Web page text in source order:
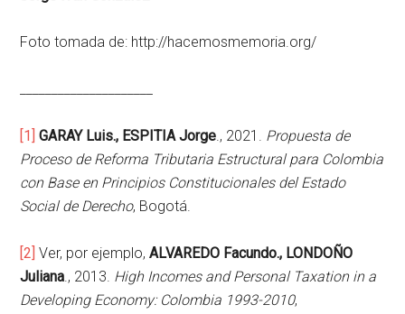
Foto tomada de: http://hacemosmemoria.org/
[1] GARAY Luis., ESPITIA Jorge., 2021. Propuesta de
Proceso de Reforma Tributaria Estructural para Colombia
con Base en Principios Constitucionales del Estado
Social de Derecho, Bogotá.
[2] Ver, por ejemplo,ALVAREDO Facundo., LONDOÑO
Juliana., 2013. High Incomes and Personal Taxation in a
Developing Economy: Colombia 1993-2010,